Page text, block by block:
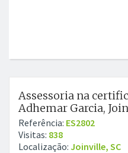
Assessoria na
Adhemar Garcia,
Referência: ES2802
Visitas: 838
Localização: Joinville, SC
GRÁTIS